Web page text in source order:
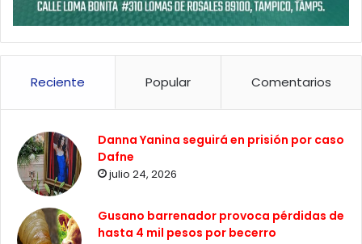
Reciente Popular Comentarios
Danna Yanina seguirá en prisión por caso
Dafne
julio 24, 2026
Gusano barrenador provoca pérdidas de
hasta 4 mil pesos por becerro